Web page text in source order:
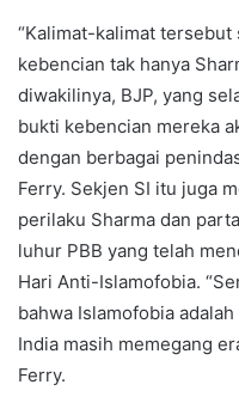
“Kalimat-kalimat
kebencian tak hanya
diwakilinya, BJP, yang
bukti kebencian mereka
dengan berbagai
Ferry. Sekjen SI itu juga
perilaku Sharma dan
luhur PBB yang telah
Hari Anti-Islamofobia.
bahwa Islamofobia
India masih memegang
Ferry.